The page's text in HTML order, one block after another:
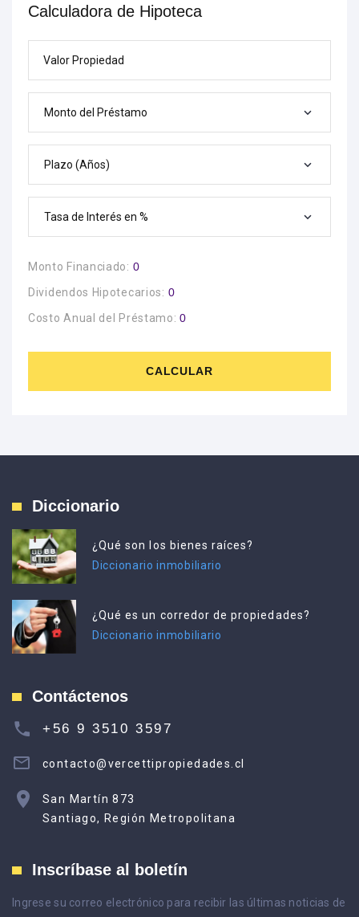
Calculadora de Hipoteca
Valor Propiedad
Monto del Préstamo
Plazo (Años)
Tasa de Interés en %
Monto Financiado: 0
Dividendos Hipotecarios: 0
Costo Anual del Préstamo:0
CALCULAR
Diccionario
¿Qué son los bienes raíces?
Diccionario inmobiliario
¿Qué es un corredor de propiedades?
Diccionario inmobiliario
Contáctenos
+56 9 3510 3597
contacto@vercettipropiedades.cl
San Martín 873
Santiago, Región Metropolitana
Inscríbase al boletín
Ingrese su correo electrónico para recibir las últimas noticias de